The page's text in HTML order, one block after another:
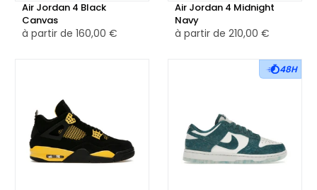
Air Jordan 4 Black
Canvas
à partir de 160,00 €
Air Jordan 4 Midnight
Navy
à partir de 210,00 €
48H